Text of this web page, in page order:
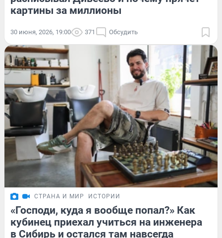
картины за миллионы
30 июня, 2026, 19:00 371 Обсудить
СТРАНА И МИР ИСТОРИИ
«Господи, куда я вообще попал?» Как
кубинец приехал учиться на инженера
в Сибирь и остался там навсегда